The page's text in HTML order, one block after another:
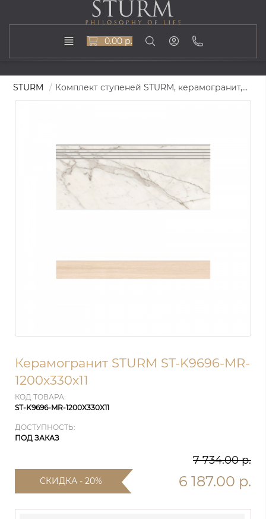
0.00 р.
STURM Комплект ступеней STURM, керамогранит, 120х33+15x120 см, поверхность матовая, ST-K9696-MR-1200x330x11
Керамогранит STURM ST-K9696-MR-
1200x330x11
КОД ТОВАРА:
ST-K9696-MR-1200X330X11
ДОСТУПНОСТЬ:
ПОД ЗАКАЗ
7 734.00 р.
СКИДКА - 20% 6 187.00 р.